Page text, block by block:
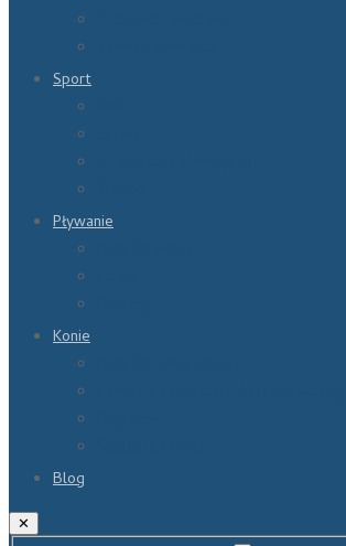
Sport
Pływanie
Konie
Blog
✕